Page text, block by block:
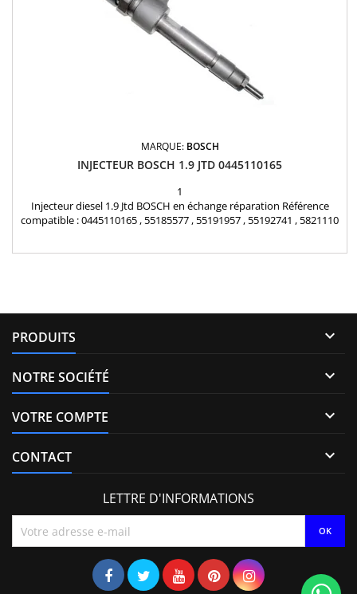
MARQUE: BOSCH
INJECTEUR BOSCH 1.9 JTD 0445110165
1
Injecteur diesel 1.9 Jtd BOSCH en échange réparation Référence
compatible : 0445110165 , 55185577 , 55191957 , 55192741 , 5821110
PRODUITS 
NOTRE SOCIÉTÉ 
VOTRE COMPTE 
CONTACT 
LETTRE D'INFORMATIONS